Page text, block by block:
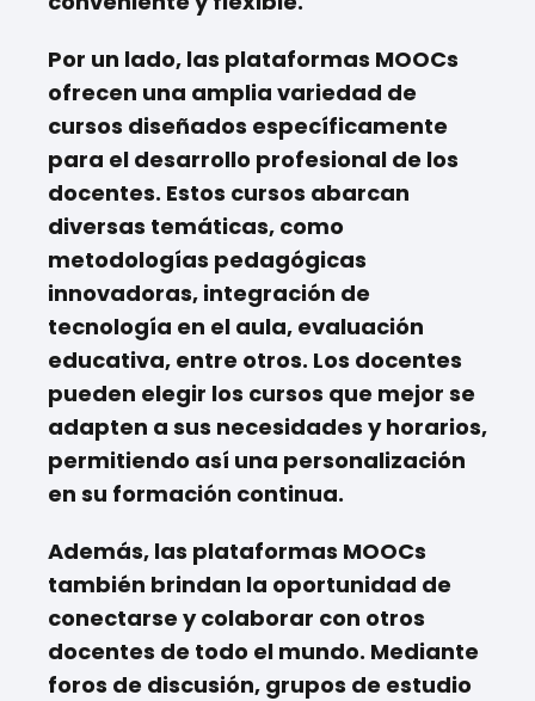
Por un lado, las plataformas MOOCs
ofrecen una amplia variedad de
cursos diseñados específicamente
para el desarrollo profesional de los
docentes. Estos cursos abarcan
diversas temáticas, como
metodologías pedagógicas
innovadoras, integración de
tecnología en el aula, evaluación
educativa, entre otros. Los docentes
pueden elegir los cursos que mejor se
adapten a sus necesidades y horarios,
permitiendo así una personalización
en su formación continua.
Además, las plataformas MOOCs
también brindan la oportunidad de
conectarse y colaborar con otros
docentes de todo el mundo. Mediante
foros de discusión, grupos de estudio